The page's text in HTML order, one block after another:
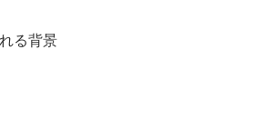
る背景